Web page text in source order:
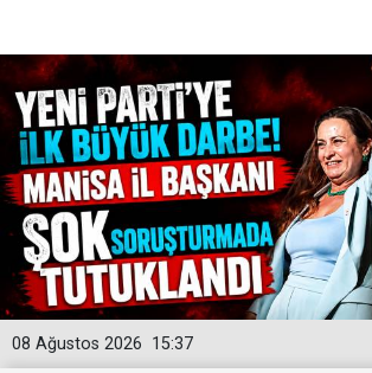
15:37
08 Ağustos 2026